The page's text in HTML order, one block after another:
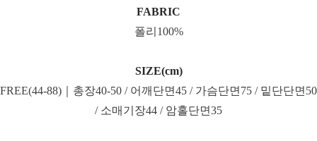
FABRIC
폴리100%
SIZE(cm)
FREE(44-88)｜총장40-50 / 어깨단면45 / 가슴단면75 / 밑단단면50
/ 소매기장44 / 암홀단면35